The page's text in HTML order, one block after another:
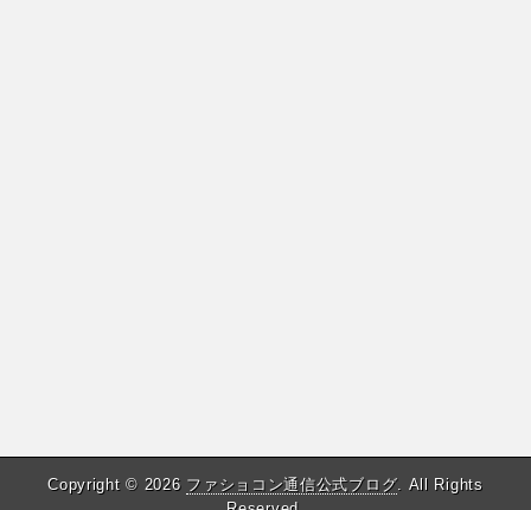
Copyright © 2026 ファショコン通信公式ブログ. All Rights